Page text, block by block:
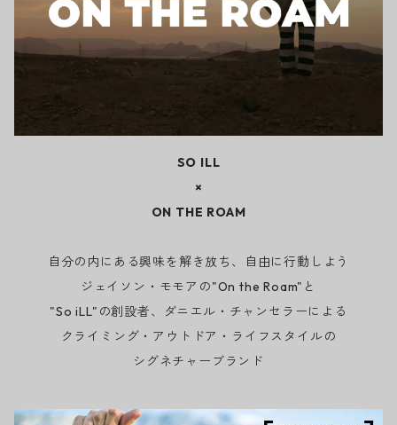
SO ILL
×
ON THE ROAM
自分の内にある興味を解き放ち、自由に行動しよう
ジェイソン・モモアの"On the Roam"と
"So iLL"の創設者、ダニエル・チャンセラーによる
クライミング・アウトドア・ライフスタイルの
シグネチャーブランド